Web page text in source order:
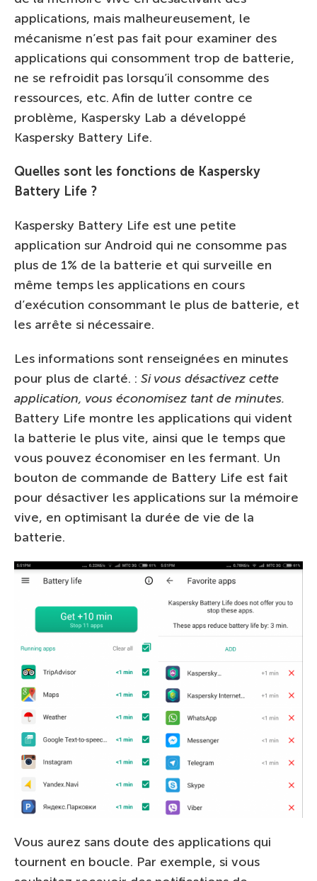
applications, mais malheureusement, le
mécanisme n’est pas fait pour examiner des
applications qui consomment trop de batterie,
ne se refroidit pas lorsqu’il consomme des
ressources, etc. Afin de lutter contre ce
problème, Kaspersky Lab a développé
Kaspersky Battery Life.
Quelles sont les fonctions de Kaspersky
Battery Life ?
Kaspersky Battery Life est une petite
application sur Android qui ne consomme pas
plus de 1% de la batterie et qui surveille en
même temps les applications en cours
d’exécution consommant le plus de batterie, et
les arrête si nécessaire.
Les informations sont renseignées en minutes
pour plus de clarté. : Si vous désactivez cette
application, vous économisez tant de minutes.
Battery Life montre les applications qui vident
la batterie le plus vite, ainsi que le temps que
vous pouvez économiser en les fermant. Un
bouton de commande de Battery Life est fait
pour désactiver les applications sur la mémoire
vive, en optimisant la durée de vie de la
batterie.
Vous aurez sans doute des applications qui
tournent en boucle. Par exemple, si vous